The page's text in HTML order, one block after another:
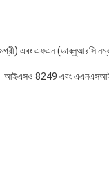
এবং এফএন (ডাব্লুআরসি
আইএসও 8249 এবং